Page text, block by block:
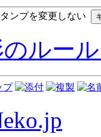
ンプを変更しない
ルー